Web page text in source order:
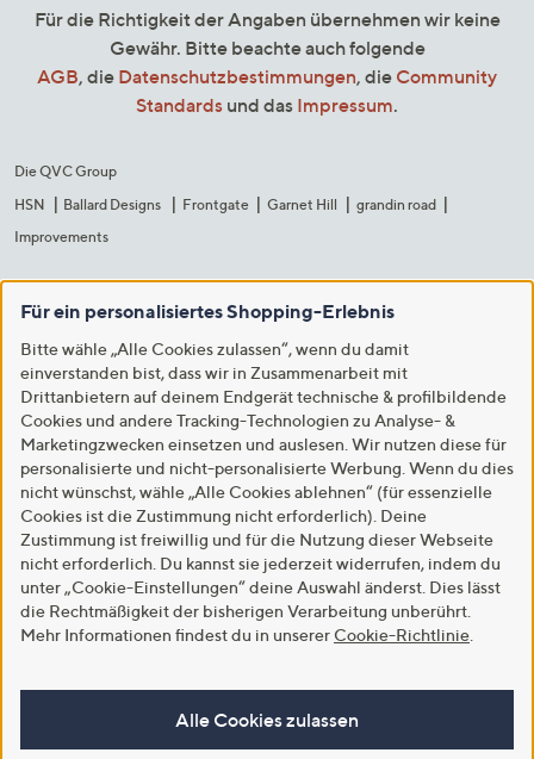
Für die Richtigkeit der Angaben übernehmen wir keine
Gewähr. Bitte beachte auch folgende
AGB, die Datenschutzbestimmungen, die Community
Standards und das Impressum.
Die QVC Group
HSN
Ballard Designs Frontgate Garnet Hill
grandin road
Improvements
Für ein personalisiertes Shopping-Erlebnis
Bitte wähle „Alle Cookies zulassen“, wenn du damit
einverstanden bist, dass wir in Zusammenarbeit mit
Drittanbietern auf deinem Endgerät technische & profilbildende
Cookies und andere Tracking-Technologien zu Analyse- &
Marketingzwecken einsetzen und auslesen. Wir nutzen diese für
personalisierte und nicht-personalisierte Werbung. Wenn du dies
nicht wünschst, wähle „Alle Cookies ablehnen“ (für essenzielle
Cookies ist die Zustimmung nicht erforderlich). Deine
Zustimmung ist freiwillig und für die Nutzung dieser Webseite
nicht erforderlich. Du kannst sie jederzeit widerrufen, indem du
unter „Cookie-Einstellungen“ deine Auswahl änderst. Dies lässt
die Rechtmäßigkeit der bisherigen Verarbeitung unberührt.
Mehr Informationen findest du in unserer Cookie-Richtlinie
Alle Cookies zulassen